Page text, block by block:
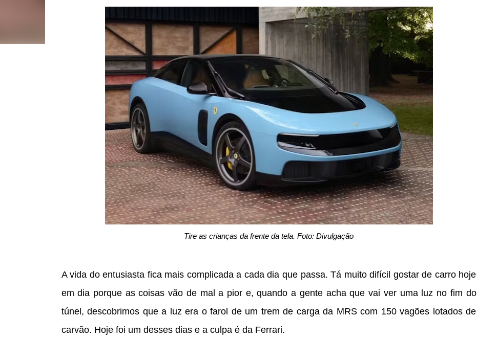
Tire as crianças da frente da tela. Foto: Divulgação
A vida do entusiasta fica mais complicada a cada dia que passa. Tá muito difícil gostar de carro hoje
em dia porque as coisas vão de mal a pior e, quando a gente acha que vai ver uma luz no fim do
túnel, descobrimos que a luz era o farol de um trem de carga da MRS com 150 vagões lotados de
carvão. Hoje foi um desses dias e a culpa é da Ferrari.